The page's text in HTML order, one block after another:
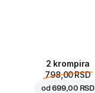
2 krompira
798,00 RSD
od699,00 RSD